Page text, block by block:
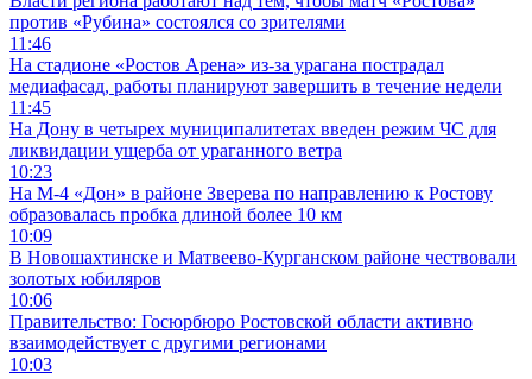
против «Рубина» состоялся со зрителями
11:46
На стадионе «Ростов Арена» из-за урагана пострадал
медиафасад, работы планируют завершить в течение недели
11:45
На Дону в четырех муниципалитетах введен режим ЧС для
ликвидации ущерба от ураганного ветра
10:23
На М-4 «Дон» в районе Зверева по направлению к Ростову
образовалась пробка длиной более 10 км
10:09
В Новошахтинске и Матвеево-Курганском районе чествовали
золотых юбиляров
10:06
Правительство: Госюрбюро Ростовской области активно
взаимодействует с другими регионами
10:03